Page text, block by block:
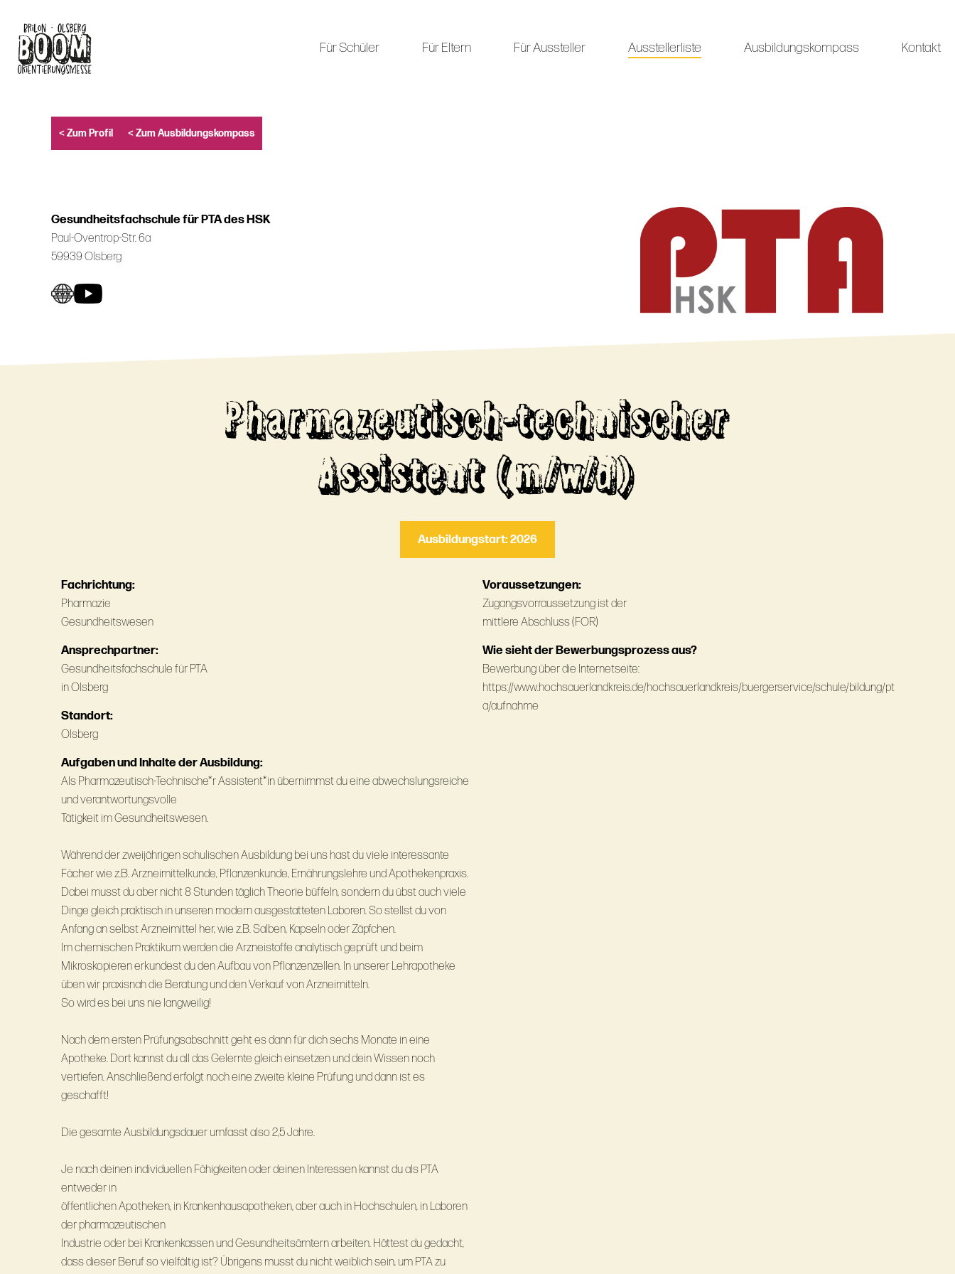
content
Für Schüler Für Eltern Für Aussteller Ausstellerliste Ausbildungskompass Kontakt
< Zum Profil < Zum Ausbildungskompass
Gesundheitsfachschule für PTA des HSK
Paul-Oventrop-Str. 6a
59939 Olsberg
Pharmazeutisch-technischer
Assistent (m/w/d)
Ausbildungstart: 2026
Fachrichtung:
Pharmazie
Gesundheitswesen
Ansprechpartner:
Gesundheitsfachschule für PTA
in Olsberg
Standort:
Olsberg
Aufgaben und Inhalte der Ausbildung:
Als Pharmazeutisch-Technische*r Assistent*in übernimmst du eine abwechslungsreiche
und verantwortungsvolle
Tätigkeit im Gesundheitswesen.
Während der zweijährigen schulischen Ausbildung bei uns hast du viele interessante
Fächer wie z.B. Arzneimittelkunde, Pflanzenkunde, Ernährungslehre und Apothekenpraxis.
Dabei musst du aber nicht 8 Stunden täglich Theorie büffeln, sondern du übst auch viele
Dinge gleich praktisch in unseren modern ausgestatteten Laboren. So stellst du von
Anfang an selbst Arzneimittel her, wie z.B. Salben, Kapseln oder Zäpfchen.
Im chemischen Praktikum werden die Arzneistoffe analytisch geprüft und beim
Mikroskopieren erkundest du den Aufbau von Pflanzenzellen. In unserer Lehrapotheke
üben wir praxisnah die Beratung und den Verkauf von Arzneimitteln.
So wird es bei uns nie langweilig!
Nach dem ersten Prüfungsabschnitt geht es dann für dich sechs Monate in eine
Apotheke. Dort kannst du all das Gelernte gleich einsetzen und dein Wissen noch
vertiefen. Anschließend erfolgt noch eine zweite kleine Prüfung und dann ist es
geschafft!
Die gesamte Ausbildungsdauer umfasst also 2,5 Jahre.
Je nach deinen individuellen Fähigkeiten oder deinen Interessen kannst du als PTA
entweder in
öffentlichen Apotheken, in Krankenhausapotheken, aber auch in Hochschulen, in Laboren
der pharmazeutischen
Industrie oder bei Krankenkassen und Gesundheitsämtern arbeiten. Hättest du gedacht,
dass dieser Beruf so vielfältig ist? Übrigens musst du nicht weiblich sein, um PTA zu
Voraussetzungen:
Zugangsvorraussetzung ist der
mittlere Abschluss (FOR)
Wie sieht der Bewerbungsprozess aus?
Bewerbung über die Internetseite:
https://www.hochsauerlandkreis.de/hochsauerlandkreis/buergerservice/schule/bildung/pt
a/aufnahme